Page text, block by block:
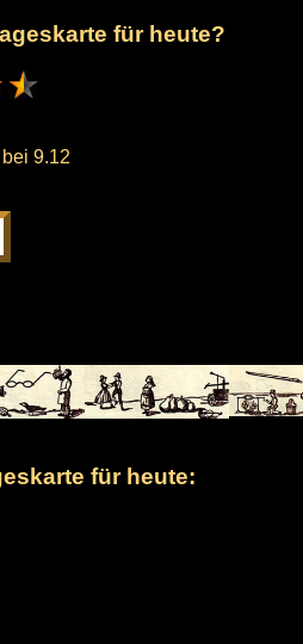
für heute?
9.12
für heute: